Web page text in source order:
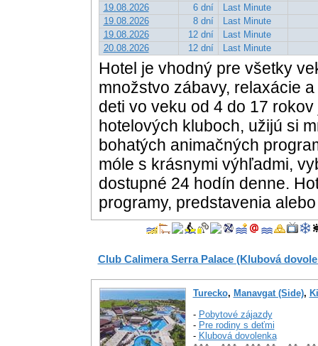
19.08.2026
6 dní
Last Minute
19.08.2026
8 dní
Last Minute
19.08.2026
12 dní
Last Minute
20.08.2026
12 dní Last Minute
Hotel je vhodný pre všetky
množstvo zábavy, relaxácie
deti vo veku od 4 do 17
hotelových kluboch, užijú si
bohatých animačných
móle s krásnymi výhľadmi,
dostupné 24 hodín denne.
programy, predstavenia
Club Calimera Serra Palace (Klubová
Turecko, Manavgat (Side),
- Pobytové zájazdy
- Pre rodiny s deťmi
- Klubová dovolenka